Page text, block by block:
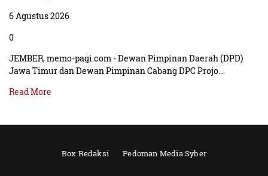
6 Agustus 2026
0
JEMBER, memo-pagi.com - Dewan Pimpinan Daerah (DPD)
Jawa Timur dan Dewan Pimpinan Cabang DPC Projo…
Read More
Box Redaksi Pedoman Media Syber